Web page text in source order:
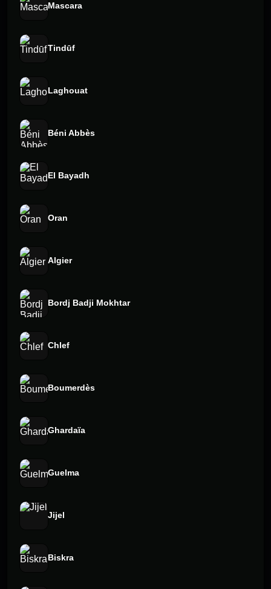
Mascara
Tindūf
Laghouat
Béni Abbès
El Bayadh
Oran
Algier
Bordj Badji Mokhtar
Chlef
Boumerdès
Ghardaïa
Guelma
Jijel
Biskra